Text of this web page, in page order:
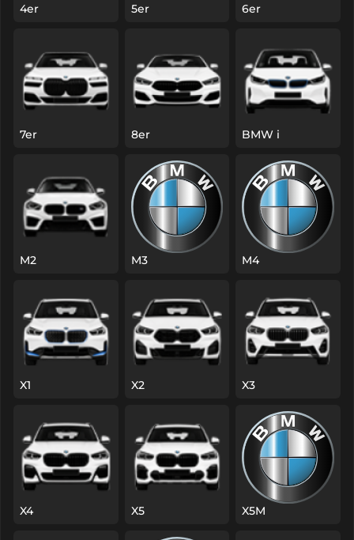
4er 5er 6er
7er 8er BMW i
M2 M3 M4
X1 X2 X3
X4 X5 X5M